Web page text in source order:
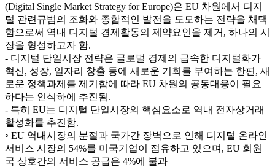
(Digital Single Market Strategy for Europe)은 EU 차원에서 디지
털 관련규범의 조화와 종합적인 발전을 도모하는 전략을 채택
함으로써 역내 디지털 경제활동의 제약요인을 제거, 하나의 시
장을 형성하고자 함.
- 디지털 단일시장 전략은 글로벌 경제의 급속한 디지털화가
혁신, 성장, 일자리 창출 등에 새로운 기회를 부여하는 한편, 새
로운 정책과제를 제기함에 따라 EU 차원의 공동대응이 필요
하다는 인식하에 추진됨.
- 특히 EU는 디지털 단일시장의 핵심요소로 역내 전자상거래
활성화를 추진함.
◦ EU 역내시장의 분절과 국가간 장벽으로 인해 디지털 온라인
서비스 시장의 54%를 미국기업이 점유하고 있으며, EU 회원
국 상호간의 서비스 공급은 4%에 불과